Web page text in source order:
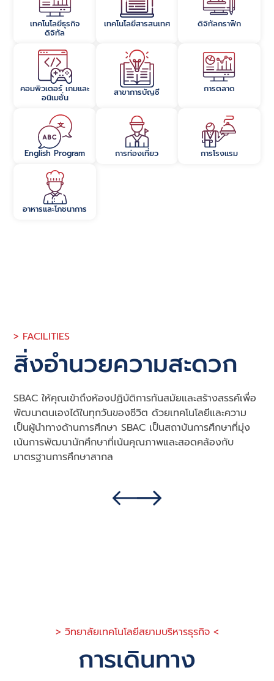
เทคโนโลยีธุรกิจ
ดิจิทัล
เทคโนโลยีสารสนเทศ ดิจิทัลกราฟิก
คอมพิวเตอร์ เกมและ
อนิเมชั่น​ สาขาการบัญชี​ การตลาด​
English Program​ การท่องเที่ยว​ การโรงแรม​
อาหารและโภชนาการ​
> FACILITIES
สิ่งอำนวยความสะดวก
SBAC ให้คุณเข้าถึงห้องปฏิบัติการทันสมัยและสร้างสรรค์เพื่อ
พัฒนาตนเองได้ในทุกวันของชีวิต ด้วยเทคโนโลยีและความ
เป็นผู้นำทางด้านการศึกษา SBAC เป็นสถาบันการศึกษาที่มุ่ง
เน้นการพัฒนานักศึกษาที่เน้นคุณภาพและสอดคล้องกับ
มาตรฐานการศึกษาสากล
> วิทยาลัยเทคโนโลยีสยามบริหารธุรกิจ <
การเดินทาง